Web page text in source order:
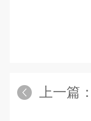
上一篇：